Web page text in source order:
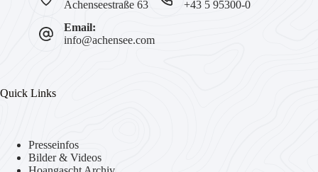
Achenseestraße 63
+43 5 95300-0
Email:
info@achensee.com
Quick Links
Presseinfos
Bilder & Videos